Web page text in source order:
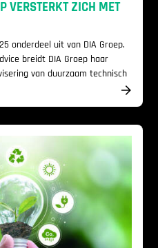
VERSTERKT ZICH MET
onderdeel uit van DIA Groep.
breidt DIA Groep haar
van duurzaam technisch